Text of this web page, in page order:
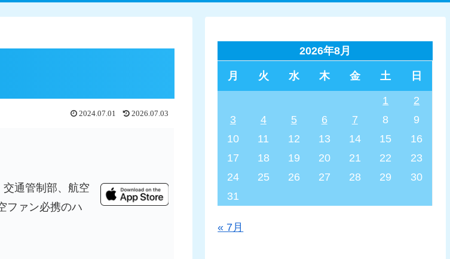
2024.07.01 2026.07.03
通管制部、航空
ファン必携のハ
2026年8月
月 火 水 木 金 土 日
1
2
3
4 5 6 7 8
9
10
11 12 13 14 15
16
17
18 19 20 21 22
23
24
25 26 27 28 29
30
31
« 7月